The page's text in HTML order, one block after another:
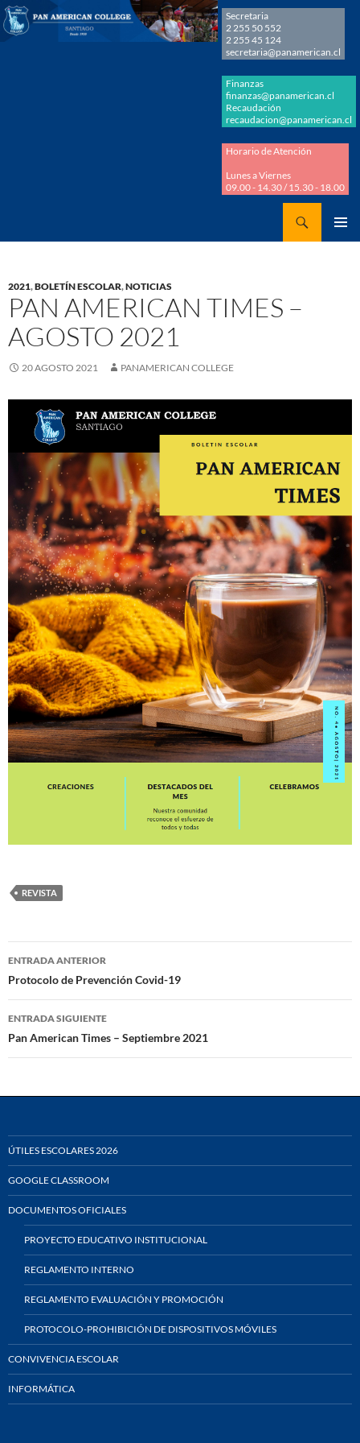
Secretaria
2 255 50 552
2 255 45 124
secretaria@panamerican.cl
Finanzas
finanzas@panamerican.cl
Recaudación
recaudacion@panamerican.cl
Horario de Atención
Lunes a Viernes
09.00 - 14.30 / 15.30 - 18.00
2021,BOLETÍN ESCOLAR,NOTICIAS
PAN AMERICAN TIMES –
AGOSTO 2021
20 AGOSTO 2021 PANAMERICAN COLLEGE
REVISTA
Navegación
de
entradas
ENTRADA ANTERIOR
Protocolo de Prevención Covid-19
ENTRADA SIGUIENTE
Pan American Times – Septiembre 2021
ÚTILES ESCOLARES 2026
GOOGLE CLASSROOM
DOCUMENTOS OFICIALES
PROYECTO EDUCATIVO INSTITUCIONAL
REGLAMENTO INTERNO
REGLAMENTO EVALUACIÓN Y PROMOCIÓN
PROTOCOLO-PROHIBICIÓN DE DISPOSITIVOS MÓVILES
CONVIVENCIA ESCOLAR
INFORMÁTICA